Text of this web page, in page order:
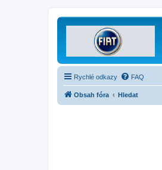
Rychlé odkazy FAQ
Obsah fóra Hledat